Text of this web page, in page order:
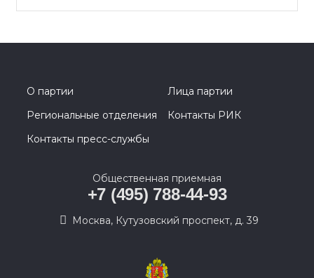
О партии
Лица партии
Региональные отделения
Контакты РИК
Контакты пресс-службы
Общественная приемная
+7 (495) 788-44-93
Москва, Кутузовский проспект, д. 39